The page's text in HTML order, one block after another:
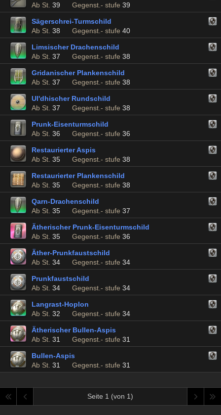
Ab St. 39 Gegenst.- stufe 39
Sägerschrei-Turmschild
Ab St. 38 Gegenst.- stufe 40
Limsischer Drachenschild
Ab St. 37 Gegenst.- stufe 38
Gridanischer Plankenschild
Ab St. 37 Gegenst.- stufe 38
Ul'dhischer Rundschild
Ab St. 37 Gegenst.- stufe 38
Prunk-Eisenturmschild
Ab St. 36 Gegenst.- stufe 36
Restaurierter Aspis
Ab St. 35 Gegenst.- stufe 38
Restaurierter Plankenschild
Ab St. 35 Gegenst.- stufe 38
Qarn-Drachenschild
Ab St. 35 Gegenst.- stufe 37
Ätherischer Prunk-Eisenturmschild
Ab St. 35 Gegenst.- stufe 36
Äther-Prunkfaustschild
Ab St. 34 Gegenst.- stufe 34
Prunkfaustschild
Ab St. 34 Gegenst.- stufe 34
Langrast-Hoplon
Ab St. 32 Gegenst.- stufe 34
Ätherischer Bullen-Aspis
Ab St. 31 Gegenst.- stufe 31
Bullen-Aspis
Ab St. 31 Gegenst.- stufe 31
Seite 1 (von 1)